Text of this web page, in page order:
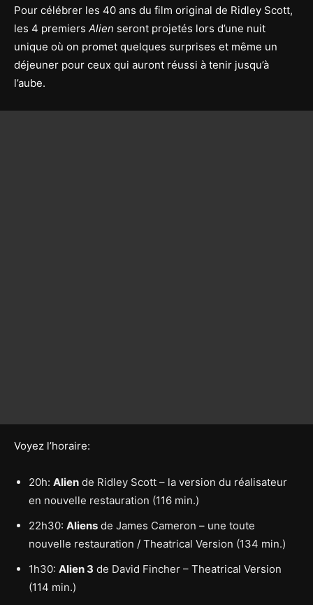
Pour célébrer les 40 ans du film original de Ridley Scott,
les 4 premiers Alien seront projetés lors d’une nuit
unique où on promet quelques surprises et même un
déjeuner pour ceux qui auront réussi à tenir jusqu’à
l’aube.
Voyez l’horaire:
20h: Alien de Ridley Scott – la version du réalisateur
en nouvelle restauration (116 min.)
22h30: Aliens de James Cameron – une toute
nouvelle restauration / Theatrical Version (134 min.)
1h30: Alien 3 de David Fincher – Theatrical Version
(114 min.)